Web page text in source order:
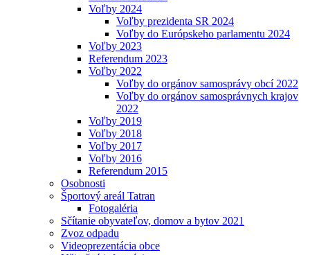
Voľby 2024
Voľby prezidenta SR 2024
Voľby do Európskeho parlamentu 2024
Voľby 2023
Referendum 2023
Voľby 2022
Voľby do orgánov samosprávy obcí 2022
Voľby do orgánov samosprávnych krajov
2022
Voľby 2019
Voľby 2018
Voľby 2017
Voľby 2016
Referendum 2015
Osobnosti
Športový areál Tatran
Fotogaléria
Sčítanie obyvateľov, domov a bytov 2021
Zvoz odpadu
Videoprezentácia obce